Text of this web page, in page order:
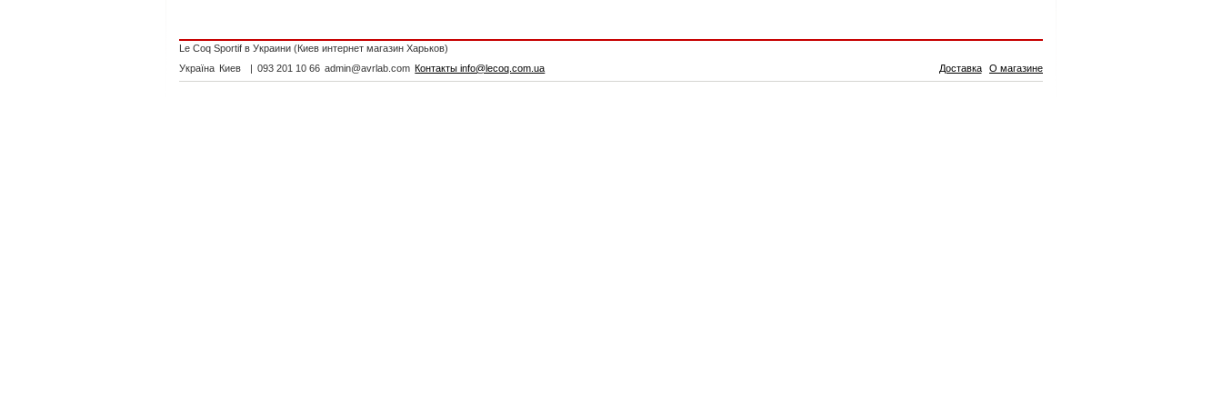
Le Coq Sportif в Украини (Киев интернет магазин Харьков)
Україна Киев | 093 201 10 66 admin@avrlab.com Контакты info@lecoq.com.ua Доставка О магазине